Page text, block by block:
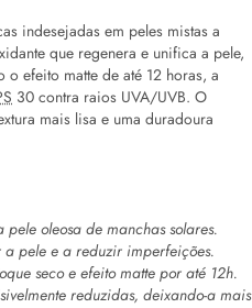
indesejadas em peles mistas a
que regenera e unifica a pele,
efeito matte de até 12 horas, a
30 contra raios UVA/UVB. O
mais lisa e uma duradoura
oleosa de manchas solares.
pele e a reduzir imperfeições.
seco e efeito matte por até 12h.
reduzidas, deixando-a mais